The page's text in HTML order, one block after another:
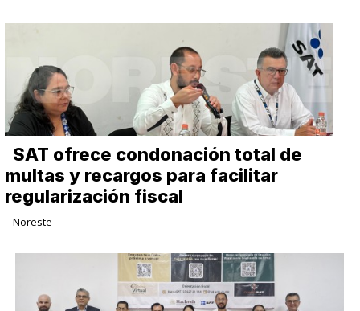
SAT ofrece condonación total de
multas y recargos para facilitar
regularización fiscal
Noreste